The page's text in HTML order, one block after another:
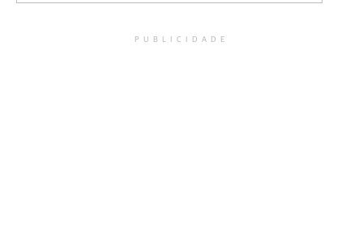
PUBLICIDADE